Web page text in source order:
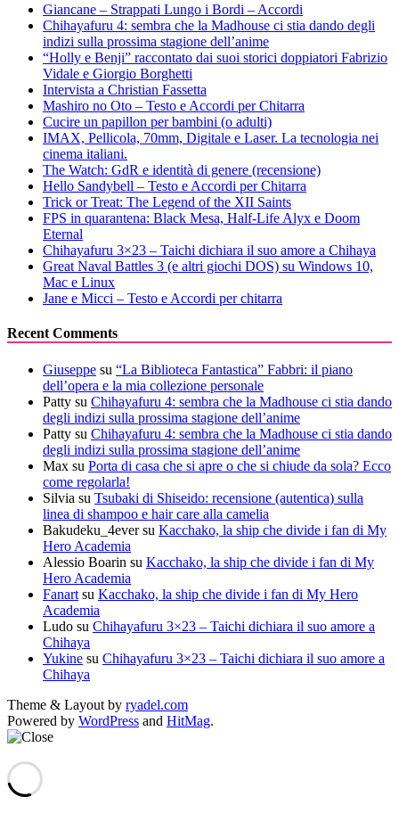
Giancane – Strappati Lungo i Bordi – Accordi
Chihayafuru 4: sembra che la Madhouse ci stia dando degli
indizi sulla prossima stagione dell’anime
“Holly e Benji” raccontato dai suoi storici doppiatori Fabrizio
Vidale e Giorgio Borghetti
Intervista a Christian Fassetta
Mashiro no Oto – Testo e Accordi per Chitarra
Cucire un papillon per bambini (o adulti)
IMAX, Pellicola, 70mm, Digitale e Laser. La tecnologia nei
cinema italiani.
The Watch: GdR e identità di genere (recensione)
Hello Sandybell – Testo e Accordi per Chitarra
Trick or Treat: The Legend of the XII Saints
FPS in quarantena: Black Mesa, Half-Life Alyx e Doom
Eternal
Chihayafuru 3×23 – Taichi dichiara il suo amore a Chihaya
Great Naval Battles 3 (e altri giochi DOS) su Windows 10,
Mac e Linux
Jane e Micci – Testo e Accordi per chitarra
Recent Comments
Giuseppe su “La Biblioteca Fantastica” Fabbri: il piano
dell’opera e la mia collezione personale
Patty su Chihayafuru 4: sembra che la Madhouse ci stia dando
degli indizi sulla prossima stagione dell’anime
Patty su Chihayafuru 4: sembra che la Madhouse ci stia dando
degli indizi sulla prossima stagione dell’anime
Max su Porta di casa che si apre o che si chiude da sola? Ecco
come regolarla!
Silvia su Tsubaki di Shiseido: recensione (autentica) sulla
linea di shampoo e hair care alla camelia
Bakudeku_4eversu Kacchako, la ship che divide i fan di My
Hero Academia
Alessio Boarin su Kacchako, la ship che divide i fan di My
Hero Academia
Fanart su Kacchako, la ship che divide i fan di My Hero
Academia
Ludo su Chihayafuru 3×23 – Taichi dichiara il suo amore a
Chihaya
Yukine su Chihayafuru 3×23 – Taichi dichiara il suo amore a
Chihaya
Theme & Layout by ryadel.com
Powered by WordPress and HitMag.